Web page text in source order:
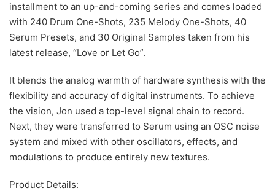
installment to an up-and-coming series and comes loaded
with 240 Drum One-Shots, 235 Melody One-Shots, 40
Serum Presets, and 30 Original Samples taken from his
latest release, “Love or Let Go”.
It blends the analog warmth of hardware synthesis with the
flexibility and accuracy of digital instruments. To achieve
the vision, Jon used a top-level signal chain to record.
Next, they were transferred to Serum using an OSC noise
system and mixed with other oscillators, effects, and
modulations to produce entirely new textures.
Product Details: